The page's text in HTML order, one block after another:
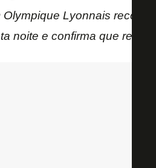
Olympique Lyonnais
noite e confirma que